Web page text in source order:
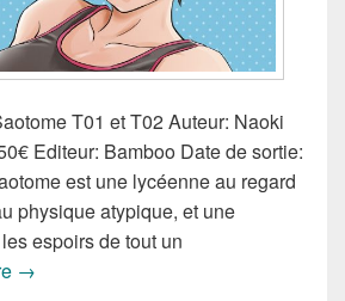
T01 et T02 Auteur: Naoki
Editeur: Bamboo Date de sortie:
est une lycéenne au regard
physique atypique, et une
espoirs de tout un
Nouveautés Mangas de la semaine
→